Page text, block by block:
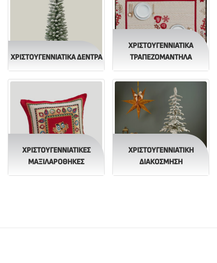
ΧΡΙΣΤΟΥΓΕΝΝΙΑΤΙΚΑ ΔΕΝΤΡΑ
ΧΡΙΣΤΟΥΓΕΝΝΙΆΤΙΚΑ
ΤΡΑΠΕΖΟΜΆΝΤΗΛΑ
ΧΡΙΣΤΟΥΓΕΝΝΙΆΤΙΚΕΣ
ΜΑΞΙΛΑΡΟΘΉΚΕΣ
ΧΡΙΣΤΟΥΓΕΝΝΙΆΤΙΚΗ
ΔΙΑΚΌΣΜΗΣΗ